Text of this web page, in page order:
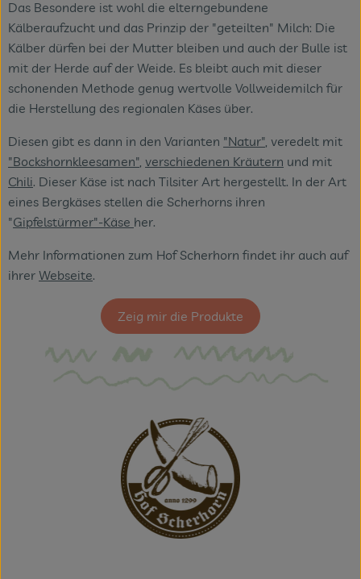
Firmenkunden
Veranstaltungen
Das Besondere ist wohl die elterngebundene
Kälberaufzucht und das Prinzip der "geteilten" Milch: Die
Kälber dürfen bei der Mutter bleiben und auch der Bulle ist
mit der Herde auf der Weide. Es bleibt auch mit dieser
schonenden Methode genug wertvolle Vollweidemilch für
die Herstellung des regionalen Käses über.
Diesen gibt es dann in den Varianten "Natur", veredelt mit
"Bockshornkleesamen", verschiedenen Kräutern und mit
Chili. Dieser Käse ist nach Tilsiter Art hergestellt. In der Art
eines Bergkäses stellen die Scherhorns ihren
"Gipfelstürmer"-Käse her.
Mehr Informationen zum Hof Scherhorn findet ihr auch auf
ihrer Webseite.
Zeig mir die Produkte